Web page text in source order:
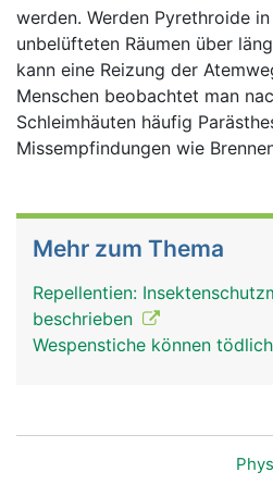
werden. Werden Pyrethroide
unbelüfteten Räumen über
kann eine Reizung der
Menschen beobachtet man
Schleimhäuten häufig
Missempfindungen wie
Mehr zum Thema
Repellentien:
beschrieben
Wespenstiche können